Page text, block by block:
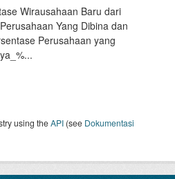
Wirausahaan Baru dari
Yang Dibina dan
Perusahaan yang
using theAPI (see Dokumentasi